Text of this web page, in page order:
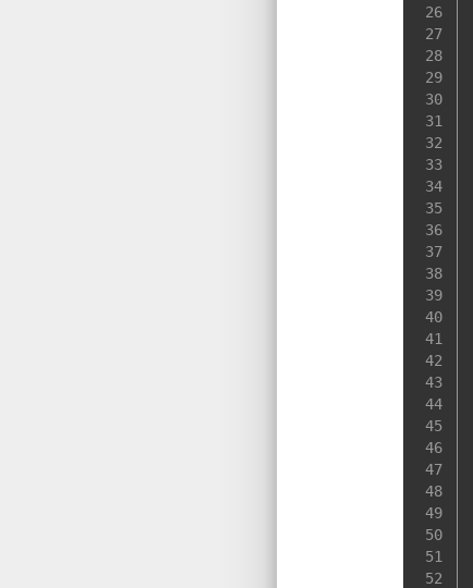
26
27
28
29
30
31
32
33
34
35
36
37
38
39
40
41
42
43
44
45
46
47
48
49
50
51
52